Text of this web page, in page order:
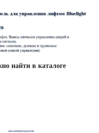
найти в каталоге